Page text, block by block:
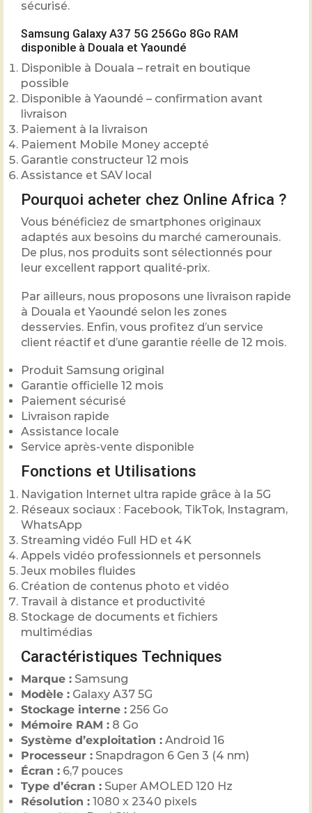
sécurisé.
Samsung Galaxy A37 5G 256Go 8Go RAM
disponible à Douala et Yaoundé
Disponible à Douala – retrait en boutique
possible
Disponible à Yaoundé – confirmation avant
livraison
Paiement à la livraison
Paiement Mobile Money accepté
Garantie constructeur 12 mois
Assistance et SAV local
Pourquoi acheter chez Online Africa ?
Vous bénéficiez de smartphones originaux
adaptés aux besoins du marché camerounais.
De plus, nos produits sont sélectionnés pour
leur excellent rapport qualité-prix.
Par ailleurs, nous proposons une livraison rapide
à Douala et Yaoundé selon les zones
desservies. Enfin, vous profitez d’un service
client réactif et d’une garantie réelle de 12 mois.
Produit Samsung original
Garantie officielle 12 mois
Paiement sécurisé
Livraison rapide
Assistance locale
Service après-vente disponible
Fonctions et Utilisations
Navigation Internet ultra rapide grâce à la 5G
Réseaux sociaux : Facebook, TikTok, Instagram,
WhatsApp
Streaming vidéo Full HD et 4K
Appels vidéo professionnels et personnels
Jeux mobiles fluides
Création de contenus photo et vidéo
Travail à distance et productivité
Stockage de documents et fichiers
multimédias
Caractéristiques Techniques
Marque : Samsung
Modèle : Galaxy A37 5G
Stockage interne : 256 Go
Mémoire RAM : 8 Go
Système d’exploitation : Android 16
Processeur : Snapdragon 6 Gen 3 (4 nm)
Écran : 6,7 pouces
Type d’écran : Super AMOLED 120 Hz
Résolution : 1080 x 2340 pixels